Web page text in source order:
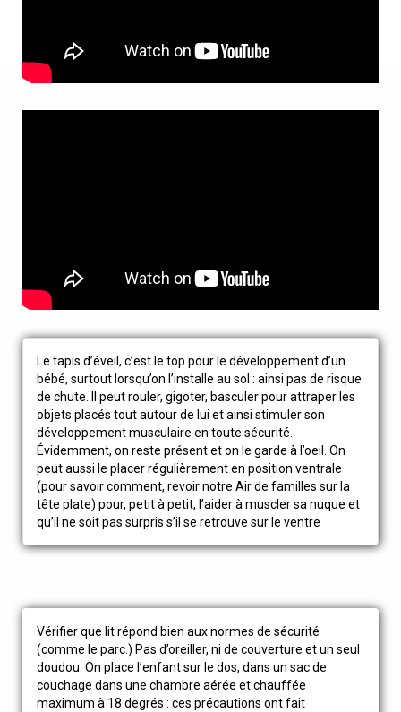
Le tapis d’éveil, c’est le top pour le développement d’un
bébé, surtout lorsqu’on l’installe au sol : ainsi pas de risque
de chute. Il peut rouler, gigoter, basculer pour attraper les
objets placés tout autour de lui et ainsi stimuler son
développement musculaire en toute sécurité.
Évidemment, on reste présent et on le garde à l’oeil. On
peut aussi le placer régulièrement en position ventrale
(pour savoir comment, revoir notre Air de familles sur la
tête plate) pour, petit à petit, l’aider à muscler sa nuque et
qu’il ne soit pas surpris s’il se retrouve sur le ventre
Vérifier que lit répond bien aux normes de sécurité
(comme le parc.) Pas d’oreiller, ni de couverture et un seul
doudou. On place l’enfant sur le dos, dans un sac de
couchage dans une chambre aérée et chauffée
maximum à 18 degrés : ces précautions ont fait